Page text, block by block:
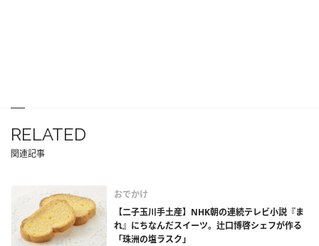
RELATED
関連記事
おでかけ
【二子玉川手土産】NHK朝の連続テレビ小説『ま
れ』にちなんだスイーツ。辻口博啓シェフが作る
「珠洲の塩ラスク」